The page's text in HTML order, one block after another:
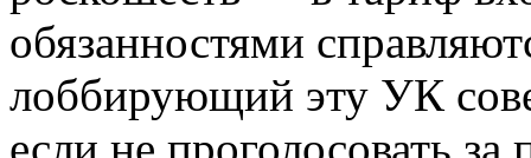
обязанностями
лоббирующий эту УК
если не проголосовать